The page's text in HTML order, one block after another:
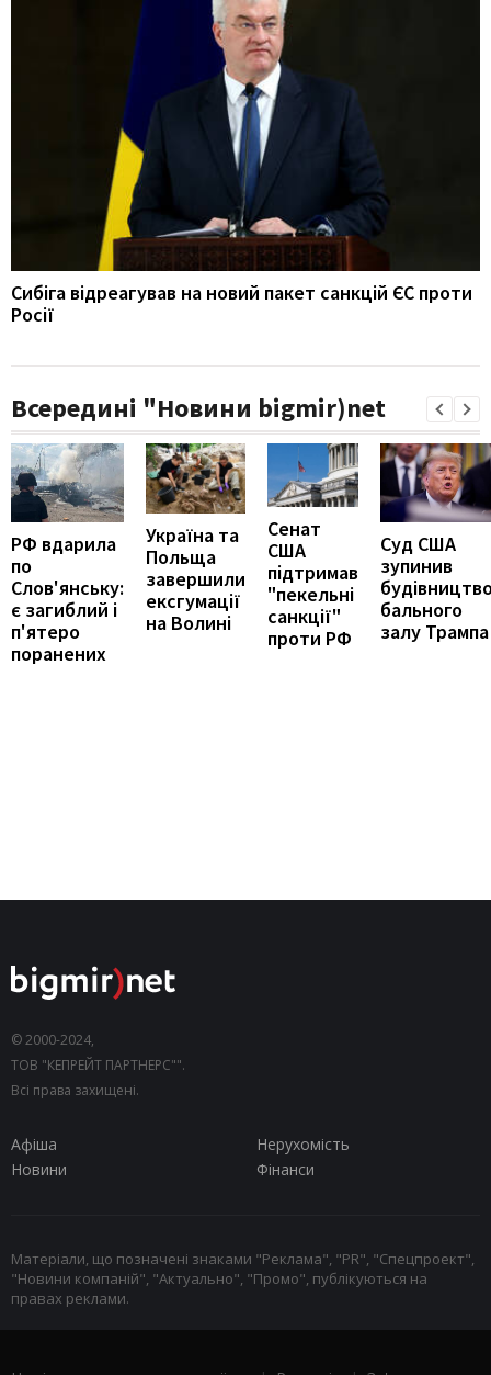
Сибіга відреагував на новий пакет санкцій ЄС проти
Росії
Всередині "Новини bigmir)net
РФ вдарила
по
Слов'янську:
є загиблий і
п'ятеро
поранених
Україна та
Польща
завершили
ексгумації
на Волині
Сенат
США
підтримав
"пекельні
санкції"
проти РФ
Суд США
зупинив
бального
залу Трампа
© 2000-2024,
ТОВ "КЕПРЕЙТ ПАРТНЕРС"".
Всі права захищені.
Афіша
Нерухомість
Новини
Фінанси
Матеріали, що позначені знаками "Реклама", "PR", "Спецпроект",
"Новини компаній", "Актуально", "Промо", публікуються на
правах реклами.